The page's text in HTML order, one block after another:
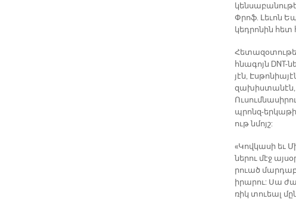
Փրոֆ. Լե­ւոն
կեդ­րո­նին
հնա­գոյն DNT­-
յէն,
զախիս­տա­նէն,
պրոնզ­-
ութ նմոյշ:
«Կով­կա­սի եւ
նե­րու մէջ
րուած
ի­րարու: Սա
ռիկ տուեալ